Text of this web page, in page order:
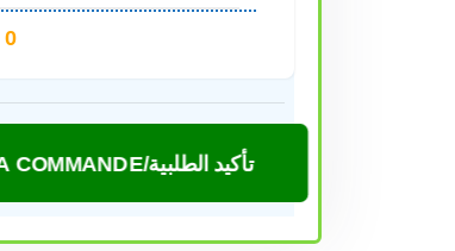
0
CONFIRMER LA COMMANDE/تأكيد الطلبية